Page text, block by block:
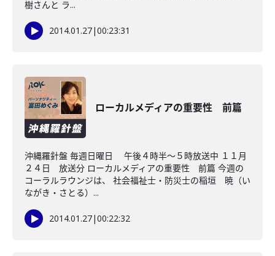
樹さんと ラ...
2014.01.27|00:23:31
ローカルメディアの重要性 前篇
沖縄羅針盤 毎週日曜日 午後４時半～５時放送中 １１月
２４日 放送分 ローカルメディアの重要性 前篇 今週の
コーラルラウンジは、 社会福祉士・防災士の稲垣 暁（い
ながき・さとる）...
2014.01.27|00:22:32